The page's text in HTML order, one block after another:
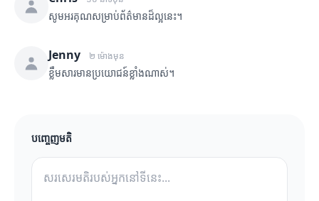
សូមអរគុណសម្រាប់ព័ត៌មានដ៏ល្អនេះ។
Jenny ២ ម៉ោងមុន
ខ្លឹមសារមានប្រយោជន៍ខ្លាំងណាស់។
បញ្ចេញមតិ